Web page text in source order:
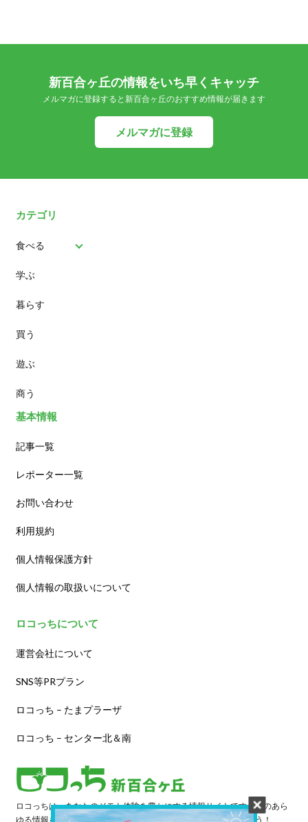
新百合ヶ丘の情報をいち早くキャッチ
メルマガに登録すると新百合ヶ丘のおすすめ情報が届きます
メルマガに登録
カテゴリ
食べる
パン
スイーツ
ランチ
カフェ
学ぶ
暮らす
買う
遊ぶ
商う
基本情報
記事一覧
レポーター一覧
お問い合わせ
利用規約
個人情報保護方針
個人情報の取扱いについて
ロコっちについて
運営会社について
SNS等PRプラン
ロコっち – たまプラーザ
ロコっち – センター北＆南
ロコっちは、あなたのジモト体験を豊かにする情報サイトです。街のあら
ゆる情報を収集し、日々更新しています。早速情報を探してみよう！